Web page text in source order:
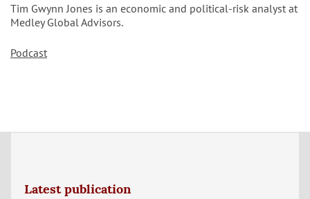
Tim Gwynn Jones is an economic and political-risk analyst at
Medley Global Advisors.
Podcast
Latest publication